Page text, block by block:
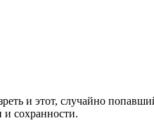
и этот, случайно
и сохранности.